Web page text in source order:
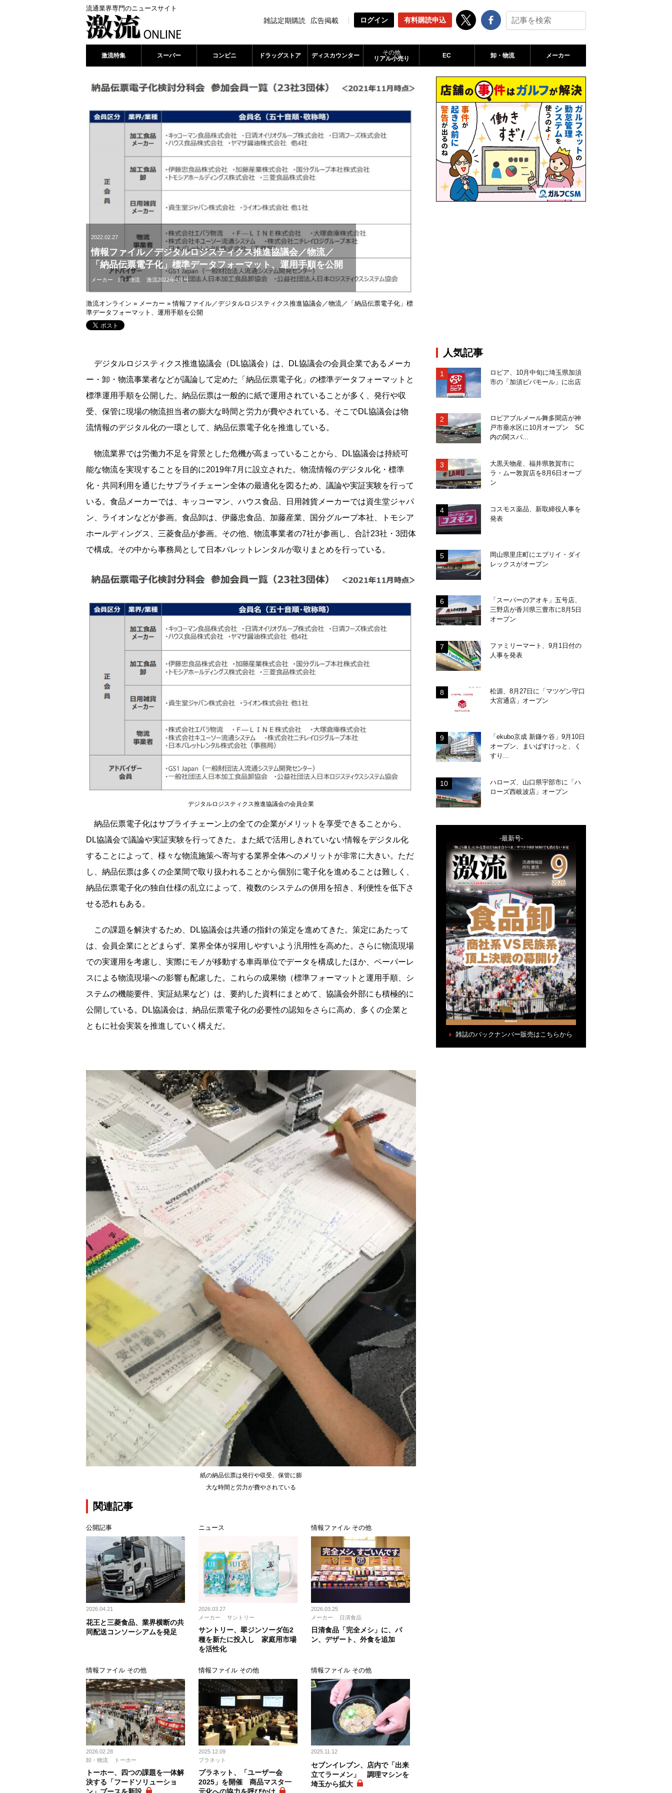
流通業界専門のニュースサイト
雑誌定期購読 広告掲載 ログイン 有料購読申込
激流特集 スーパー コンビニ ドラッグストア ディスカウンター
その他
リアル小売り
EC 卸・物流 メーカー
2022.02.27
情報ファイル／デジタルロジスティクス推進協議会／物流／
「納品伝票電子化」標準データフォーマット、運用手順を公開
メーカー 卸・物流 激流2022年4月号
激流オンライン » メーカー »情報ファイル／デジタルロジスティクス推進協議会／物流／「納品伝票電子化」標
準データフォーマット、運用手順を公開
デジタルロジスティクス推進協議会（DL協議会）は、DL協議会の会員企業であるメーカ
ー・卸・物流事業者などが議論して定めた「納品伝票電子化」の標準データフォーマットと
標準運用手順を公開した。納品伝票は一般的に紙で運用されていることが多く、発行や収
受、保管に現場の物流担当者の膨大な時間と労力が費やされている。そこでDL協議会は物
流情報のデジタル化の一環として、納品伝票電子化を推進している。
物流業界では労働力不足を背景とした危機が高まっていることから、DL協議会は持続可
能な物流を実現することを目的に2019年7月に設立された。物流情報のデジタル化・標準
化・共同利用を通じたサプライチェーン全体の最適化を図るため、議論や実証実験を行って
いる。食品メーカーでは、キッコーマン、ハウス食品、日用雑貨メーカーでは資生堂ジャパ
ン、ライオンなどが参画。食品卸は、伊藤忠食品、加藤産業、国分グループ本社、トモシア
ホールディングス、三菱食品が参画。その他、物流事業者の7社が参画し、合計23社・3団体
で構成。その中から事務局として日本パレットレンタルが取りまとめを行っている。
デジタルロジスティクス推進協議会の会員企業
納品伝票電子化はサプライチェーン上の全ての企業がメリットを享受できることから、
DL協議会で議論や実証実験を行ってきた。また紙で活用しきれていない情報をデジタル化
することによって、様々な物流施策へ寄与する業界全体へのメリットが非常に大きい。ただ
し、納品伝票は多くの企業間で取り扱われることから個別に電子化を進めることは難しく、
納品伝票電子化の独自仕様の乱立によって、複数のシステムの併用を招き、利便性を低下さ
せる恐れもある。
この課題を解決するため、DL協議会は共通の指針の策定を進めてきた。策定にあたって
は、会員企業にとどまらず、業界全体が採用しやすいよう汎用性を高めた。さらに物流現場
での実運用を考慮し、実際にモノが移動する車両単位でデータを構成したほか、ペーパーレ
スによる物流現場への影響も配慮した。これらの成果物（標準フォーマットと運用手順、シ
ステムの機能要件、実証結果など）は、要約した資料にまとめて、協議会外部にも積極的に
公開している。DL協議会は、納品伝票電子化の必要性の認知をさらに高め、多くの企業と
ともに社会実装を推進していく構えだ。
紙の納品伝票は発行や収受、保管に膨
大な時間と労力が費やされている
関連記事
公開記事
2026.04.21
花王と三菱食品、業界横断の共
同配送コンソーシアムを発足
ニュース
2026.03.27
メーカー
サントリー
サントリー、翠ジンソーダ缶2
種を新たに投入し 家庭用市場
を活性化
情報ファイル その他
2026.03.25
メーカー
日清食品
日清食品「完全メシ」に、パ
ン、デザート、外食を追加
情報ファイル その他
2026.02.28
卸・物流
トーホー
トーホー、四つの課題を一体解
決する「フードソリューショ
ン」ブースを新設
情報ファイル その他
2025.12.09
プラネット
プラネット、「ユーザー会
2025」を開催 商品マスタ一
元化への協力を呼びかけ
情報ファイル その他
2025.11.12
セブンイレブン、店内で「出来
立てラーメン」 調理マシンを
埼玉から拡大
人気記事
ロピア、10月中旬に埼玉県加須
市の「加須ビバモール」に出店
ロピアブルメール舞多聞店が神
戸市垂水区に10月オープン SC
内の関スパ...
大黒天物産、福井県敦賀市に
ラ・ムー敦賀店を8月6日オープ
ン
コスモス薬品、新取締役人事を
発表
岡山県里庄町にエブリイ・ダイ
レックスがオープン
「スーパーのアオキ」五号店、
三野店が香川県三豊市に8月5日
オープン
ファミリーマート、9月1日付の
人事を発表
松源、8月27日に「マツゲン守口
大宮通店」オープン
「ekubo京成 新鎌ケ谷」9月10日
オープン、まいばすけっと、く
すり...
ハローズ、山口県宇部市に「ハ
ローズ西岐波店」オープン
-最新号-
雑誌のバックナンバー販売はこちらから